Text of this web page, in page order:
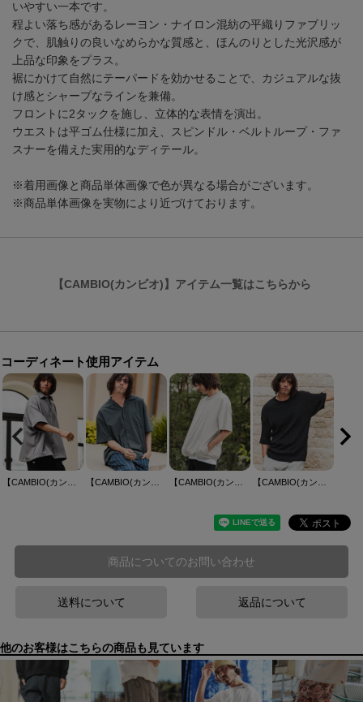
いやすい一本です。
程よい落ち感があるレーヨン・ナイロン混紡の平織りファブリッ
クで、肌触りの良いなめらかな質感と、ほんのりとした光沢感が
上品な印象をプラス。
裾にかけて自然にテーパードを効かせることで、カジュアルな抜
け感とシャープなラインを兼備。
フロントに2タックを施し、立体的な表情を演出。
ウエストは平ゴム仕様に加え、スピンドル・ベルトループ・ファ
スナーを備えた実用的なディテール。
※着用画像と商品単体画像で色が異なる場合がございます。
※商品単体画像を実物により近づけております。
【CAMBIO(カンビオ)】アイテム一覧はこちらから
コーディネート使用アイテム
商品についてのお問い合わせ
送料について 返品について
他のお客様はこちらの商品も見ています